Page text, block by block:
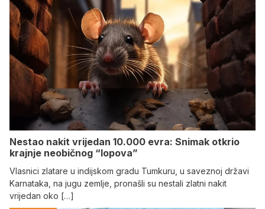
Nestao nakit vrijedan 10.000 evra: Snimak otkrio
krajnje neobičnog “lopova”
Vlasnici zlatare u indijskom gradu Tumkuru, u saveznoj državi
Karnataka, na jugu zemlje, pronašli su nestali zlatni nakit
vrijedan oko […]